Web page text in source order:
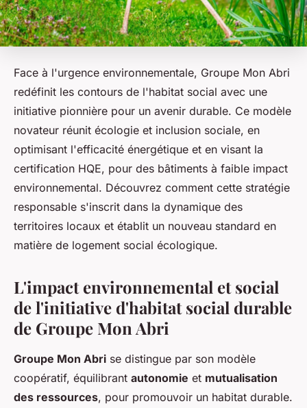
Face à l'urgence environnementale, Groupe Mon Abri
redéfinit les contours de l'habitat social avec une
initiative pionnière pour un avenir durable. Ce modèle
novateur réunit écologie et inclusion sociale, en
optimisant l'efficacité énergétique et en visant la
certification HQE, pour des bâtiments à faible impact
environnemental. Découvrez comment cette stratégie
responsable s'inscrit dans la dynamique des
territoires locaux et établit un nouveau standard en
matière de logement social écologique.
L'impact environnemental et social
de l'initiative d'habitat social durable
de Groupe Mon Abri
Groupe Mon Abri se distingue par son modèle
coopératif, équilibrant autonomie et mutualisation
des ressources, pour promouvoir un habitat durable.